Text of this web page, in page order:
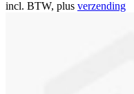
incl. BTW, plus verzending